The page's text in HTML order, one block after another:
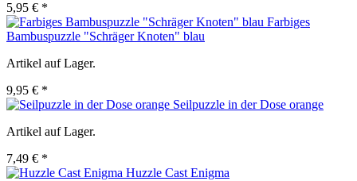
5,95 € *
Farbiges
Bambuspuzzle "Schräger Knoten" blau
Artikel auf Lager.
9,95 € *
Seilpuzzle in der Dose orange
Artikel auf Lager.
7,49 € *
Huzzle Cast Enigma